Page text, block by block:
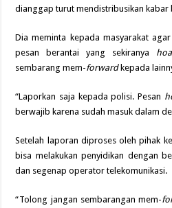
dianggap turut mendistribusikan kabar
Dia meminta kepada masyarakat
pesan berantai yang sekiranya
sembarang mem-forwardkepada
“Laporkan saja kepada polisi. Pesan
berwajib karena sudah masuk dalam
Setelah laporan diproses oleh pihak
bisa melakukan penyidikan dengan
dan segenap operator telekomunikasi.
“Tolong jangan sembarangan mem-